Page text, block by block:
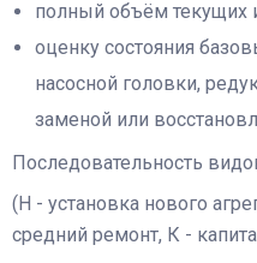
полный объём текущих
оценку состояния
насосной головки,
заменой или
Последовательность
(Н - установка нового
средний ремонт, К -